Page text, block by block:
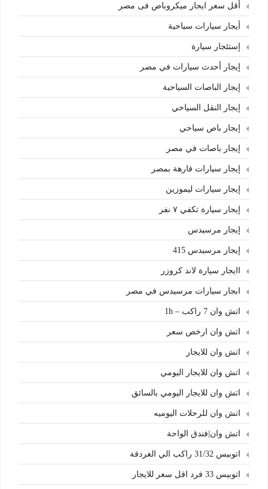
أقل سعر ايجار ميكروباص فى مصر
أيجار سيارات سياحية
إستئجار سيارة
إيجار أحدث سيارات في مصر
إيجار الباصات السياحية
إيجار النقل السياحي
إيجار باص سياحي
إيجار باصات في مصر
إيجار سيارات فارهة بمصر
إيجار سيارات ليموزين
إيجار سيارة تكفي ٧ نفر
إيجار مرسيدس
إيجار مرسيدس 415
اايجار سيارة لاند كروزر
ابجار سيارات مرسيدس في مصر
اتش وان 7 راكب – 1h
اتش وان ارخص سعر
اتش وان للايجار
اتش وان للايجار اليومي
اتش وان للايجار اليومي بالسائق
اتش وان للرحلات اليوميه
اتش وان|فندق الواحة
اتوبيس 31/32 راكب الي الغردقة
اتوبيس 33 فرد اقل سعر للايجار